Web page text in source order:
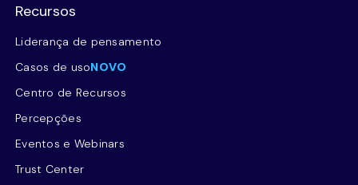
Recursos
Liderança de pensamento
Casos de usoNOVO
Centro de Recursos
Percepções
Eventos e Webinars
Trust Center